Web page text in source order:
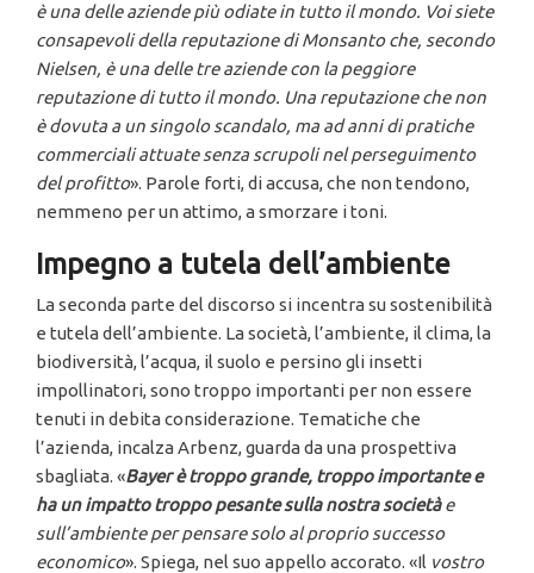
è una delle aziende più odiate in tutto il mondo. Voi siete
consapevoli della reputazione di Monsanto che, secondo
Nielsen, è una delle tre aziende con la peggiore
reputazione di tutto il mondo. Una reputazione che non
è dovuta a un singolo scandalo, ma ad anni di pratiche
commerciali attuate senza scrupoli nel perseguimento
del profitto». Parole forti, di accusa, che non tendono,
nemmeno per un attimo, a smorzare i toni.
Impegno a tutela dell’ambiente
La seconda parte del discorso si incentra su sostenibilità
e tutela dell’ambiente. La società, l’ambiente, il clima, la
biodiversità, l’acqua, il suolo e persino gli insetti
impollinatori, sono troppo importanti per non essere
tenuti in debita considerazione. Tematiche che
l’azienda, incalza Arbenz, guarda da una prospettiva
sbagliata. «Bayer è troppo grande, troppo importante e
ha un impatto troppo pesante sulla nostra societàe
sull’ambiente per pensare solo al proprio successo
economico». Spiega, nel suo appello accorato. «Il vostro